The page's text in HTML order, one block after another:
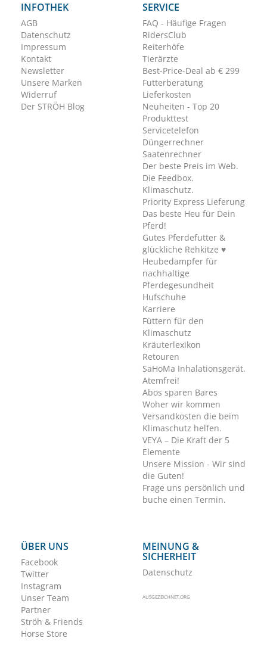
INFOTHEK
AGB
Datenschutz
Impressum
Kontakt
Newsletter
Unsere Marken
Widerruf
Der STRÖH Blog
SERVICE
FAQ - Häufige Fragen
RidersClub
Reiterhöfe
Tierärzte
Best-Price-Deal ab € 299
Futterberatung
Lieferkosten
Neuheiten - Top 20
Produkttest
Servicetelefon
Düngerrechner
Saatenrechner
Der beste Preis im Web.
Die Feedbox.
Klimaschutz.
Priority Express Lieferung
Das beste Heu für Dein
Pferd!
Gutes Pferdefutter &
glückliche Rehkitze ♥
Heubedampfer für
nachhaltige
Pferdegesundheit
Hufschuhe
Karriere
Füttern für den
Klimaschutz
Kräuterlexikon
Retouren
SaHoMa Inhalationsgerät.
Atemfrei!
Abos sparen Bares
Woher wir kommen
Versandkosten die beim
Klimaschutz helfen.
VEYA – Die Kraft der 5
Elemente
Unsere Mission - Wir sind
die Guten!
Frage uns persönlich und
buche einen Termin.
ÜBER UNS
Facebook
Twitter
Instagram
Unser Team
Partner
Ströh & Friends
Horse Store
MEINUNG &
SICHERHEIT
Datenschutz
AUSGEZEICHNET.ORG